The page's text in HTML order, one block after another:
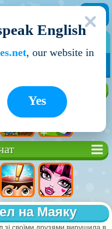
на Маяку
English
, our website in
Yes